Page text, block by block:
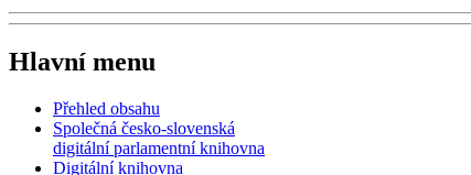
Hlavní menu
Přehled obsahu
Společná česko-slovenská
digitální parlamentní knihovna
Digitální knihovna